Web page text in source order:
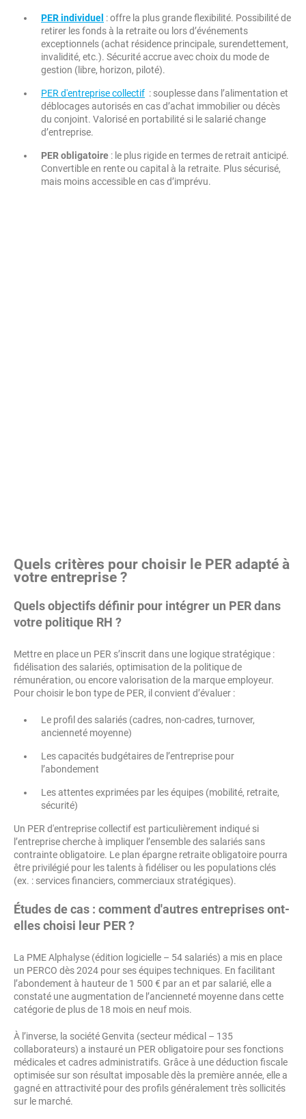
PER individuel : offre la plus grande flexibilité. Possibilité de
retirer les fonds à la retraite ou lors d’événements
exceptionnels (achat résidence principale, surendettement,
invalidité, etc.). Sécurité accrue avec choix du mode de
gestion (libre, horizon, piloté).
PER d'entreprise collectif : souplesse dans l’alimentation et
déblocages autorisés en cas d’achat immobilier ou décès
du conjoint. Valorisé en portabilité si le salarié change
d’entreprise.
PER obligatoire : le plus rigide en termes de retrait anticipé.
Convertible en rente ou capital à la retraite. Plus sécurisé,
mais moins accessible en cas d’imprévu.
Quels critères pour choisir le PER adapté à
votre entreprise ?
Quels objectifs définir pour intégrer un PER dans
votre politique RH ?
Mettre en place un PER s’inscrit dans une logique stratégique :
fidélisation des salariés, optimisation de la politique de
rémunération, ou encore valorisation de la marque employeur.
Pour choisir le bon type de PER, il convient d’évaluer :
Le profil des salariés (cadres, non-cadres, turnover,
ancienneté moyenne)
Les capacités budgétaires de l’entreprise pour
l’abondement
Les attentes exprimées par les équipes (mobilité, retraite,
sécurité)
Un PER d'entreprise collectif est particulièrement indiqué si
l’entreprise cherche à impliquer l’ensemble des salariés sans
contrainte obligatoire. Le plan épargne retraite obligatoire pourra
être privilégié pour les talents à fidéliser ou les populations clés
(ex. : services financiers, commerciaux stratégiques).
Études de cas : comment d'autres entreprises ont-
elles choisi leur PER ?
La PME Alphalyse (édition logicielle – 54 salariés) a mis en place
un PERCO dès 2024 pour ses équipes techniques. En facilitant
l’abondement à hauteur de 1 500 € par an et par salarié, elle a
constaté une augmentation de l’ancienneté moyenne dans cette
catégorie de plus de 18 mois en neuf mois.
À l’inverse, la société Genvita (secteur médical – 135
collaborateurs) a instauré un PER obligatoire pour ses fonctions
médicales et cadres administratifs. Grâce à une déduction fiscale
optimisée sur son résultat imposable dès la première année, elle a
gagné en attractivité pour des profils généralement très sollicités
sur le marché.